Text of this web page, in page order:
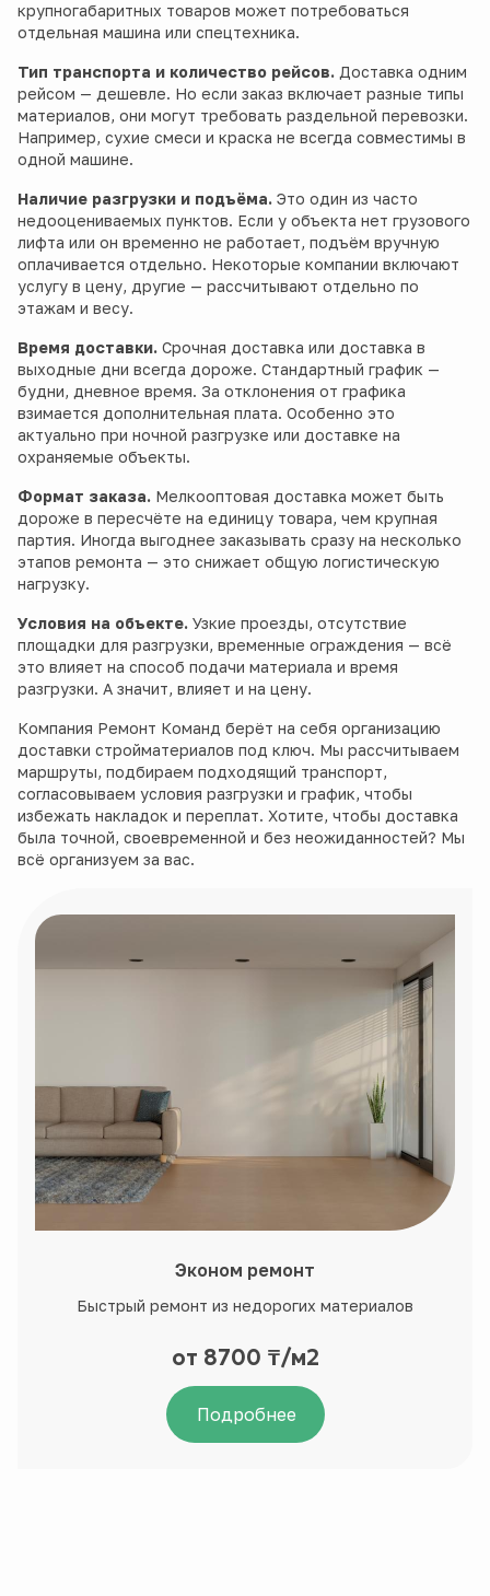
крупногабаритных товаров может потребоваться
отдельная машина или спецтехника.
Тип транспорта и количество рейсов. Доставка одним
рейсом — дешевле. Но если заказ включает разные типы
материалов, они могут требовать раздельной перевозки.
Например, сухие смеси и краска не всегда совместимы в
одной машине.
Наличие разгрузки и подъёма. Это один из часто
недооцениваемых пунктов. Если у объекта нет грузового
лифта или он временно не работает, подъём вручную
оплачивается отдельно. Некоторые компании включают
услугу в цену, другие — рассчитывают отдельно по
этажам и весу.
Время доставки. Срочная доставка или доставка в
выходные дни всегда дороже. Стандартный график —
будни, дневное время. За отклонения от графика
взимается дополнительная плата. Особенно это
актуально при ночной разгрузке или доставке на
охраняемые объекты.
Формат заказа. Мелкооптовая доставка может быть
дороже в пересчёте на единицу товара, чем крупная
партия. Иногда выгоднее заказывать сразу на несколько
этапов ремонта — это снижает общую логистическую
нагрузку.
Условия на объекте. Узкие проезды, отсутствие
площадки для разгрузки, временные ограждения — всё
это влияет на способ подачи материала и время
разгрузки. А значит, влияет и на цену.
Компания Ремонт Команд берёт на себя организацию
доставки стройматериалов под ключ. Мы рассчитываем
маршруты, подбираем подходящий транспорт,
согласовываем условия разгрузки и график, чтобы
избежать накладок и переплат. Хотите, чтобы доставка
была точной, своевременной и без неожиданностей? Мы
всё организуем за вас.
Эконом ремонт
Быстрый ремонт из недорогих материалов
от 8700 ₸/м2
Подробнее